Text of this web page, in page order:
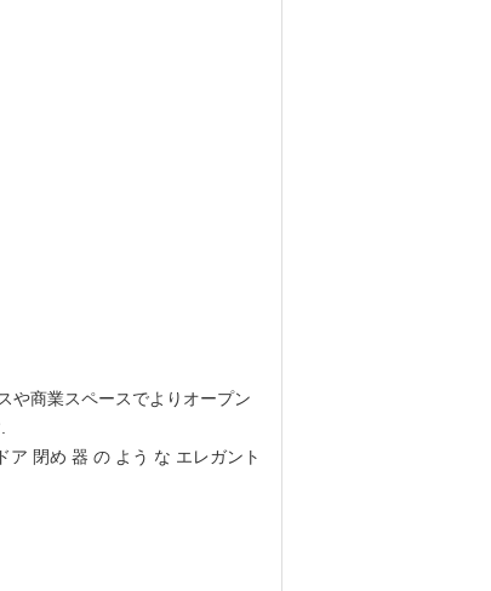
や商業スペースでよりオープン
閉め 器 の よう な エレガント